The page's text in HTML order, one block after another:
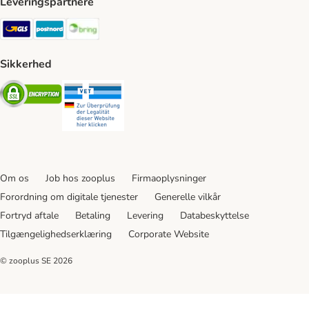
GLS Shipping Method
Postnord Shipping Method
Sikkerhed
Security
Om os Job hos zooplus
Firmaoplysninger
Forordning om digitale tjenester
Generelle vilkår
Fortryd aftale
Betaling Levering
Databeskyttelse
Tilgængelighedserklæring
Corporate Website
© zooplus SE 2026